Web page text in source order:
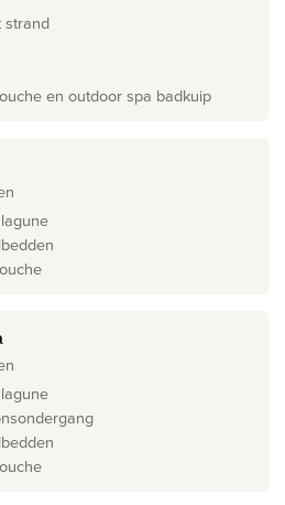
strand
en outdoor spa badkuip